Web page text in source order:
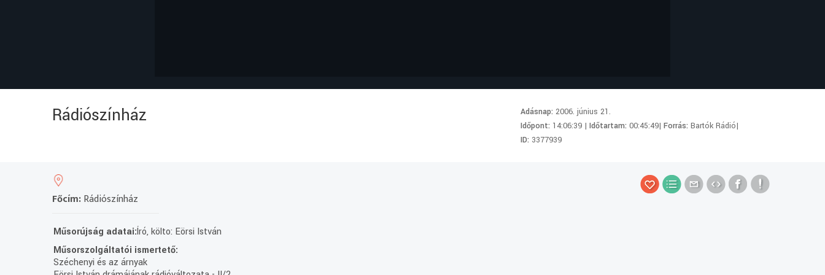
Rádiószínház Adásnap:2006. június 21.
Időpont: 14:06:39 |Időtartam:00:45:49|Forrás:Bartók Rádió|
ID: 3377939
Főcím:Rádiószínház
Műsorújság adatai:Író, költo: Eörsi István
Műsorszolgáltatói ismertető:
Széchenyi és az árnyak